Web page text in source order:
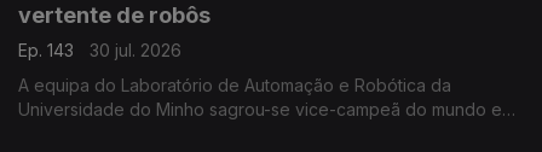
vertente de robôs
Ep. 143
30 jul. 2026
A equipa do Laboratório de Automação e Robótica da
Universidade do Minho sagrou-se vice-campeã do mundo em